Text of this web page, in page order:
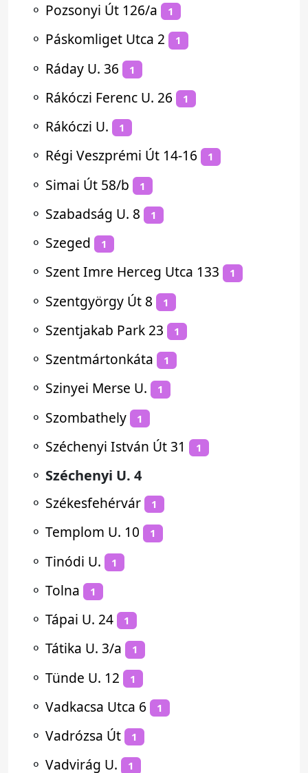
⚬ Pozsonyi Út 126/a 1
⚬ Páskomliget Utca 2 1
⚬ Ráday U. 36 1
⚬ Rákóczi Ferenc U. 26 1
⚬ Rákóczi U. 1
⚬ Régi Veszprémi Út 14-16 1
⚬ Simai Út 58/b 1
⚬ Szabadság U. 8 1
⚬ Szeged 1
⚬ Szent Imre Herceg Utca 133 1
⚬ Szentgyörgy Út 8 1
⚬ Szentjakab Park 23 1
⚬ Szentmártonkáta 1
⚬ Szinyei Merse U. 1
⚬ Szombathely 1
⚬ Széchenyi István Út 31 1
⚬ Széchenyi U. 4
⚬ Székesfehérvár 1
⚬ Templom U. 10 1
⚬ Tinódi U. 1
⚬ Tolna 1
⚬ Tápai U. 24 1
⚬ Tátika U. 3/a 1
⚬ Tünde U. 12 1
⚬ Vadkacsa Utca 6 1
⚬ Vadrózsa Út 1
⚬ Vadvirág U. 1